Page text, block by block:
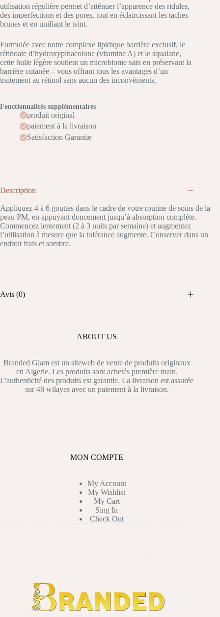
utilisation régulière permet d’atténuer l’apparence des ridules,
des imperfections et des pores, tout en éclaircissant les taches
brunes et en unifiant le teint.
Formulée avec notre complexe lipidique barrière exclusif, le
rétinoate d’hydroxypinacolone (vitamine A) et le squalane,
cette huile légère soutient un microbiome sain en préservant la
barrière cutanée – vous offrant tous les avantages d’un
traitement au rétinol sans aucun des inconvénients.
Fonctionnalités supplémentaires
produit original
paiement à la livraison
Satisfaction Garantie
Description
Appliquez 4 à 6 gouttes dans le cadre de votre routine de soins de la
peau PM, en appuyant doucement jusqu’à absorption complète.
Commencez lentement (2 à 3 nuits par semaine) et augmentez
l’utilisation à mesure que la tolérance augmente. Conserver dans un
endroit frais et sombre.
Avis (0)
ABOUT US
Branded Glam est un siteweb de vente de produits originaux
en Algerie. Les produits sont achetés première main.
L'authenticité des produits est garantie. La livraison est assurée
sur 48 wilayas avec un paiement à la livraison.
MON COMPTE
My Account
My Wishlist
My Cart
Sing In
Check Out